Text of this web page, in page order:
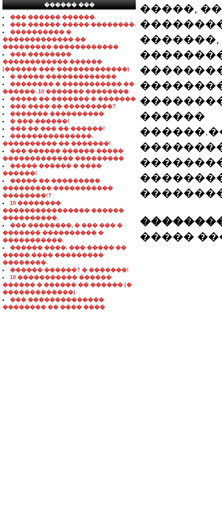
������ ���
���������������
��� ������ ������.
��� ������ ����� ��������.
���������� �
������������� ��
��������� ������������
��� ��������
������������ ������
(������ ��� �������������)
� ����� �������������
�������� � ����������� ��
������. 10 ������� ��������
����� �� ������� � �������
��� ���� �� ���������?
������� ����������
� ��� ������!
��� �� ��� �� ������!
���������������.
���������� �� �������!
��� ������ ������ �����
������������� ���������
����� ������ � ����
������!
����� �� ���������
��������� �����������
��������!?
10 ��������
���������������� ������
����������.
��� ��������, � ��� ��� �
������� ���������� �
�����������.
������ ����. ��� ����� ��
����� ���� ���������
��������.
������ ������? � �������!
10 ����������� ������
������ � ������ �� ������ (�
�������������)
��� ��������������
�������� �� ���� ����
�����,
������
�����